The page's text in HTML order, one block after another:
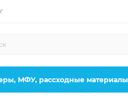
МФУ, рассходные материалы